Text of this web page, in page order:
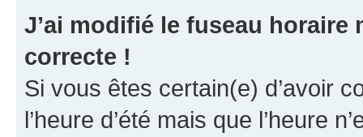
J’ai modifié le fuseau horaire
correcte !
Si vous êtes certain(e) d’avoir
l’heure d’été mais que l’heure